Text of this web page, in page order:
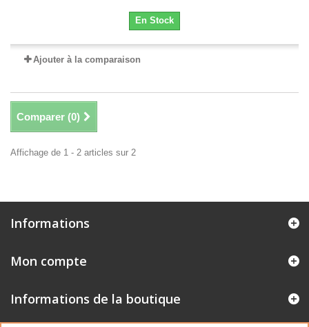
En Stock
Ajouter à la comparaison
Comparer (0)
Affichage de 1 - 2 articles sur 2
Informations
Mon compte
Informations de la boutique